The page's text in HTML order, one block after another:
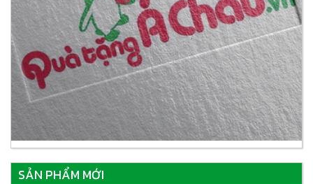
SẢN PHẨM MỚI